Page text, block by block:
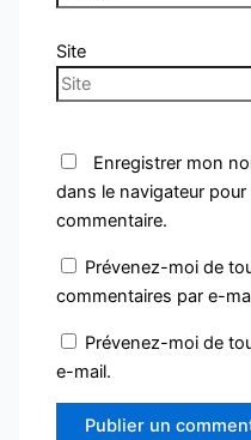
Site
Enregistrer mon
dans le navigateur
commentaire.
Prévenez-moi de
commentaires par e-
Prévenez-moi de
e-mail.